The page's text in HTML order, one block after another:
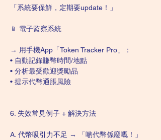
「系統要保鮮，定期要update！」
📱 電子監察系統
→ 用手機App「Token Tracker Pro」：
• 自動記錄賺幣時間/地點
• 分析最受歡迎獎勵品
• 提示代幣通脹風險
6. 失效常見例子 + 解決方法
A. 代幣吸引力不足 → 「啲代幣係廢嘅！」